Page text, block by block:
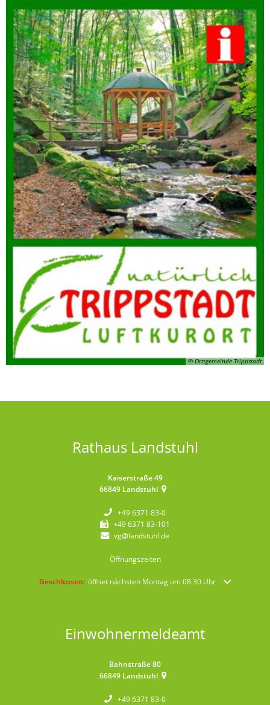
© Ortsgemeinde Trippstadt
Rathaus Landstuhl
Kaiserstraße 49
66849 Landstuhl
+49 6371 83-0
+49 6371 83-101
vg@landstuhl.de
Öffnungszeiten
Klicken, um weitere Öffnungs- oder Schließzeiten auszublenden
Geschlossen: öffnet nächsten Montag um 08:30 Uhr
Einwohnermeldeamt
Bahnstraße 80
66849 Landstuhl
+49 6371 83-0